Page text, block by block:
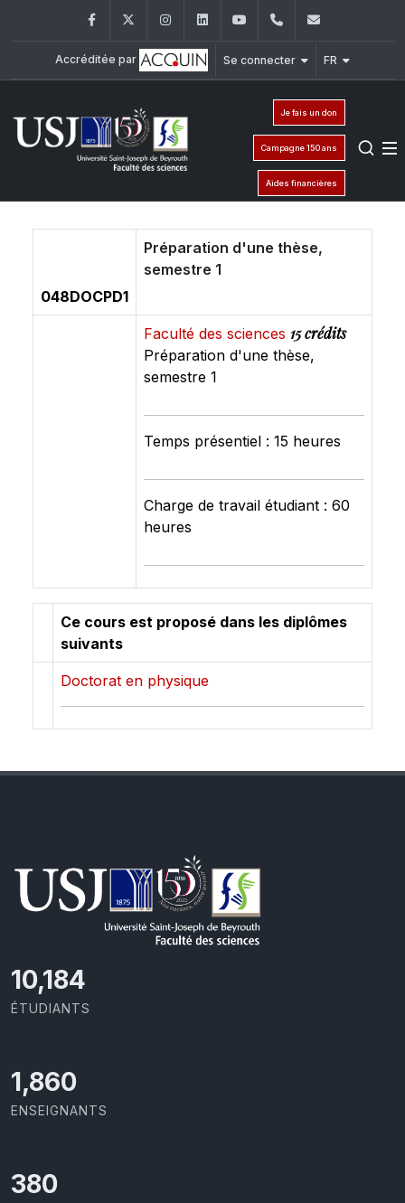
FacebookTwitter InstagramLinkedInYouTube+961 (1) 421 368
Accréditée par Se connecter FR
Je fais un don
Campagne 150 ans
Aides financières
048DOCPD1
Préparation d'une thèse,
semestre 1
Faculté des sciences 15 crédits
Préparation d'une thèse,
semestre 1
Temps présentiel : 15 heures
Charge de travail étudiant : 60
heures
Ce cours est proposé dans les diplômes
suivants
Doctorat en physique
10,801
ÉTUDIANTS
1,973
ENSEIGNANTS
403